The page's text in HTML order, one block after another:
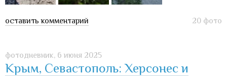
оставить комментарий 20 фото
фотодневник, 6 июня 2025
Крым, Севастополь: Херсонес и